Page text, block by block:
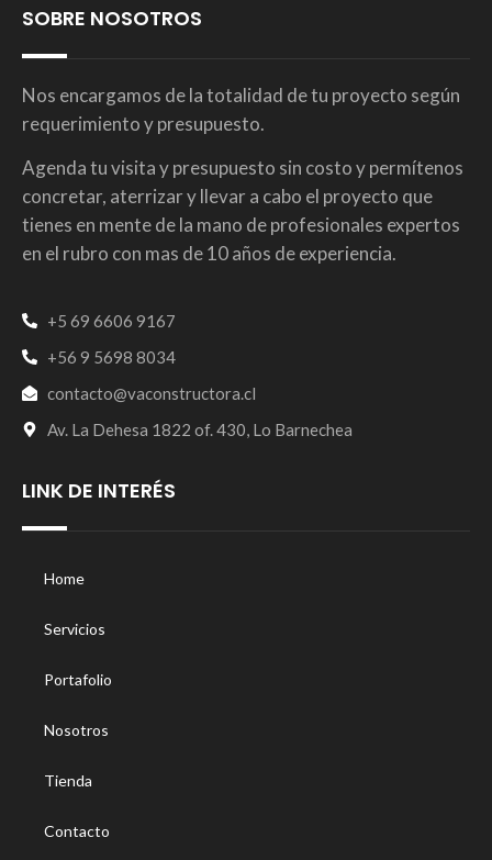
SOBRE NOSOTROS
Nos encargamos de la totalidad de tu proyecto según
requerimiento y presupuesto.
Agenda tu visita y presupuesto sin costo y permítenos
concretar, aterrizar y llevar a cabo el proyecto que
tienes en mente de la mano de profesionales expertos
en el rubro con mas de 10 años de experiencia.
+5 69 6606 9167
+56 9 5698 8034
contacto@vaconstructora.cl
Av. La Dehesa 1822 of. 430, Lo Barnechea
LINK DE INTERÉS
Home
Servicios
Portafolio
Nosotros
Tienda
Contacto